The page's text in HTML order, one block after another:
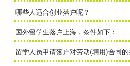
哪些人适合创业落户呢？
国外留学生落户上海，条件如下：
留学人员申请落户对劳动(聘用)合同